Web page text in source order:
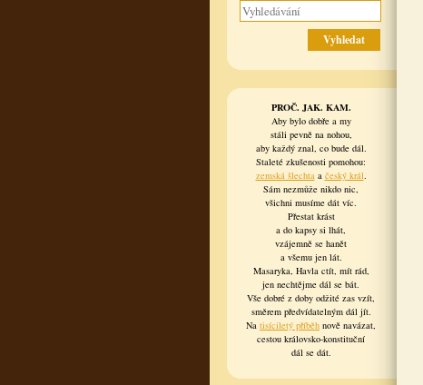
PROČ. JAK. KAM.
Aby bylo dobře a my
stáli pevně na nohou,
aby každý znal, co bude dál.
Staleté zkušenosti pomohou:
zemská šlechtaa český král.
Sám nezmůže nikdo nic,
všichni musíme dát víc.
Přestat krást
a do kapsy si lhát,
vzájemně se hanět
a všemu jen lát.
Masaryka, Havla ctít, mít rád,
jen nechtějme dál se bát.
Vše dobré z doby odžité zas vzít,
směrem předvídatelným dál jít.
Na tisíciletý příběh nově navázat,
cestou královsko-konstituční
dál se dát.